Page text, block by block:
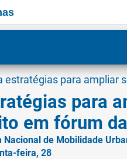
acessibilidade
estratégias para ampliar
para
em fórum
de Mobilidade
feira, 28